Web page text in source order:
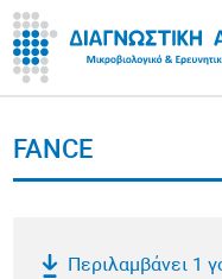
FANCE
Περιλαμβάνει 1